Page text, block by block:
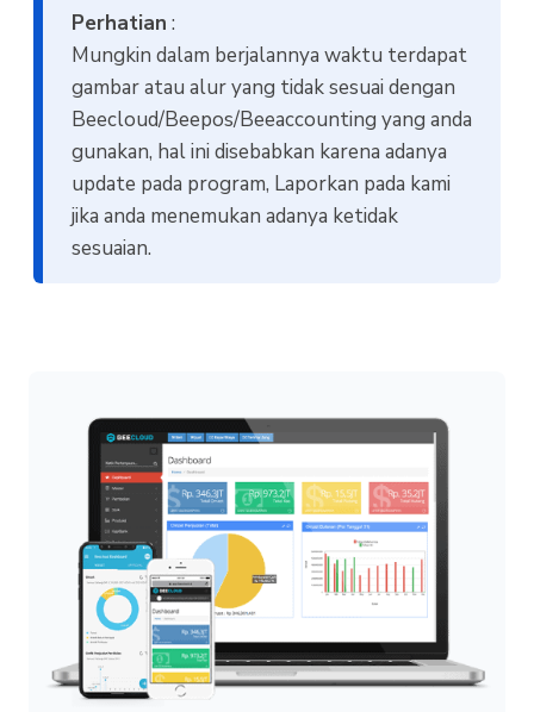
Perhatian :
Mungkin dalam berjalannya waktu terdapat
gambar atau alur yang tidak sesuai dengan
Beecloud/Beepos/Beeaccounting yang anda
gunakan, hal ini disebabkan karena adanya
update pada program, Laporkan pada kami
jika anda menemukan adanya ketidak
sesuaian.